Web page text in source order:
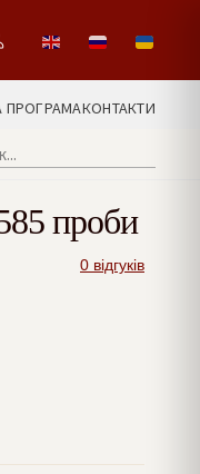
ПРОГРАМАКОНТАКТИ
проби
0 відгуків